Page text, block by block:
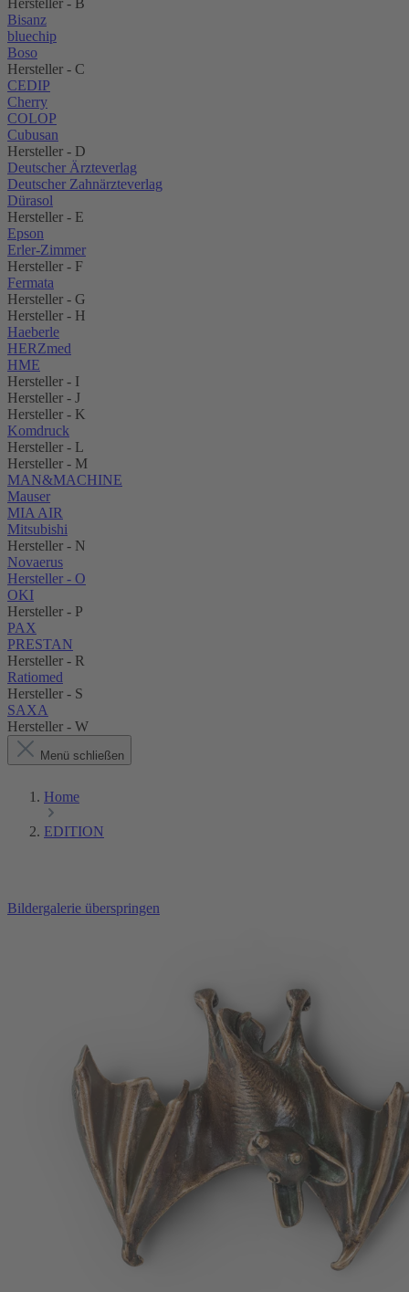
Hersteller - B
Bisanz
bluechip
Boso
Hersteller - C
CEDIP
Cherry
COLOP
Cubusan
Hersteller - D
Deutscher Ärzteverlag
Deutscher Zahnärzteverlag
Dürasol
Hersteller - E
Epson
Erler-Zimmer
Hersteller - F
Fermata
Hersteller - G
Hersteller - H
Haeberle
HERZmed
HME
Hersteller - I
Hersteller - J
Hersteller - K
Komdruck
Hersteller - L
Hersteller - M
MAN&MACHINE
Mauser
MIA AIR
Mitsubishi
Hersteller - N
Novaerus
Hersteller - O
OKI
Hersteller - P
PAX
PRESTAN
Hersteller - R
Ratiomed
Hersteller - S
SAXA
Hersteller - W
Menü schließen
Home
EDITION
Bildergalerie überspringen